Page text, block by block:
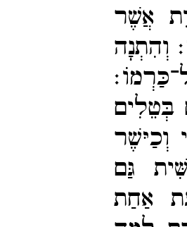
אֲשֶׁר
וְהִתְנָה
בְּטֵלִים
וְכַיּשֶׁר
גַּם
אַחַת